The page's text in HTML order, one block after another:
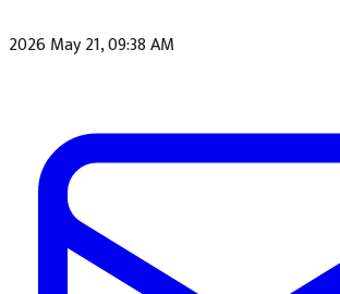
2026 May 21, 09:38 AM